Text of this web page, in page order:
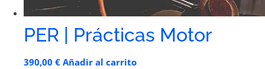
PER | Prácticas Motor
390,00 € Añadir al carrito